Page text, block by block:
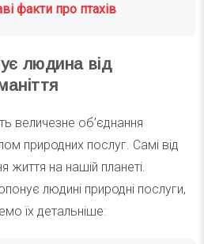
факти про птахів
людина від
величезне об’єднання
природних послуг. Самі від
життя на нашій планеті.
людині природні послуги,
їх детальніше: